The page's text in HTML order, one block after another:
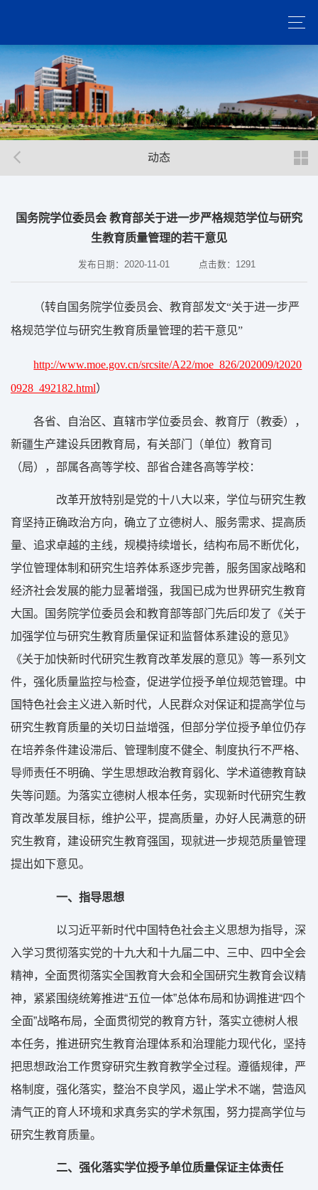
动态
国务院学位委员会 教育部关于进一步严格规范学位与研究
生教育质量管理的若干意见
发布日期：2020-11-01 点击数： 1291
（转自国务院学位委员会、教育部发文“关于进一步严
格规范学位与研究生教育质量管理的若干意见”
http://www.moe.gov.cn/srcsite/A22/moe_826/202009/t2020
0928_492182.html）
各省、自治区、直辖市学位委员会、教育厅（教委），
新疆生产建设兵团教育局，有关部门（单位）教育司
（局），部属各高等学校、部省合建各高等学校：
改革开放特别是党的十八大以来，学位与研究生教
育坚持正确政治方向，确立了立德树人、服务需求、提高质
量、追求卓越的主线，规模持续增长，结构布局不断优化，
学位管理体制和研究生培养体系逐步完善，服务国家战略和
经济社会发展的能力显著增强，我国已成为世界研究生教育
大国。国务院学位委员会和教育部等部门先后印发了《关于
加强学位与研究生教育质量保证和监督体系建设的意见》
《关于加快新时代研究生教育改革发展的意见》等一系列文
件，强化质量监控与检查，促进学位授予单位规范管理。中
国特色社会主义进入新时代，人民群众对保证和提高学位与
研究生教育质量的关切日益增强，但部分学位授予单位仍存
在培养条件建设滞后、管理制度不健全、制度执行不严格、
导师责任不明确、学生思想政治教育弱化、学术道德教育缺
失等问题。为落实立德树人根本任务，实现新时代研究生教
育改革发展目标，维护公平，提高质量，办好人民满意的研
究生教育，建设研究生教育强国，现就进一步规范质量管理
提出如下意见。
一、指导思想
以习近平新时代中国特色社会主义思想为指导，深
入学习贯彻落实党的十九大和十九届二中、三中、四中全会
精神，全面贯彻落实全国教育大会和全国研究生教育会议精
神，紧紧围绕统筹推进“五位一体”总体布局和协调推进“四个
全面”战略布局，全面贯彻党的教育方针，落实立德树人根
本任务，推进研究生教育治理体系和治理能力现代化，坚持
把思想政治工作贯穿研究生教育教学全过程。遵循规律，严
格制度，强化落实，整治不良学风，遏止学术不端，营造风
清气正的育人环境和求真务实的学术氛围，努力提高学位与
研究生教育质量。
二、强化落实学位授予单位质量保证主体责任